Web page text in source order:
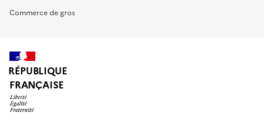
Commerce de gros
RÉPUBLIQUE
FRANÇAISE